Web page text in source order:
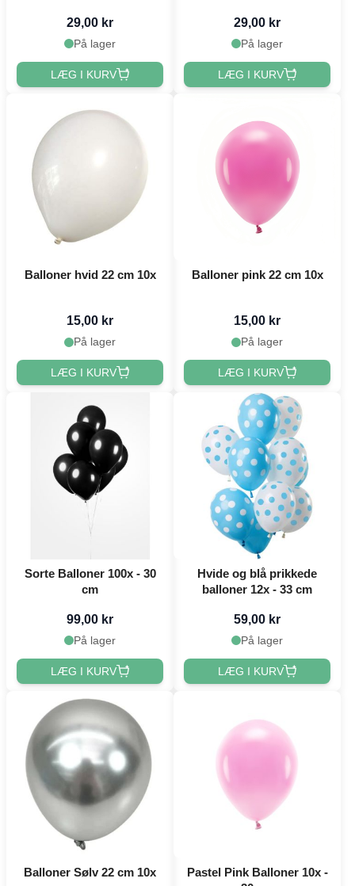
29,00 kr
På lager
LÆG I KURV
29,00 kr
På lager
LÆG I KURV
Balloner hvid 22 cm 10x
15,00 kr
På lager
LÆG I KURV
Balloner pink 22 cm 10x
15,00 kr
På lager
LÆG I KURV
Sorte Balloner 100x - 30
cm
99,00 kr
På lager
LÆG I KURV
Hvide og blå prikkede
balloner 12x - 33 cm
59,00 kr
På lager
LÆG I KURV
Balloner Sølv 22 cm 10x
Pastel Pink Balloner 10x -